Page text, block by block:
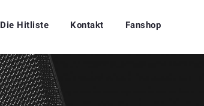
Die Hitliste Kontakt Fanshop